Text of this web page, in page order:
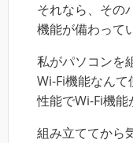
それなら、その
機能が備わって
私がパソコンを
Wi-Fi機能なん
性能でWi-Fi機能
組み立ててか